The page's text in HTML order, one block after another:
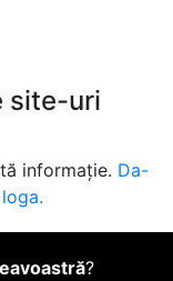
site-uri
informație. Da-
?